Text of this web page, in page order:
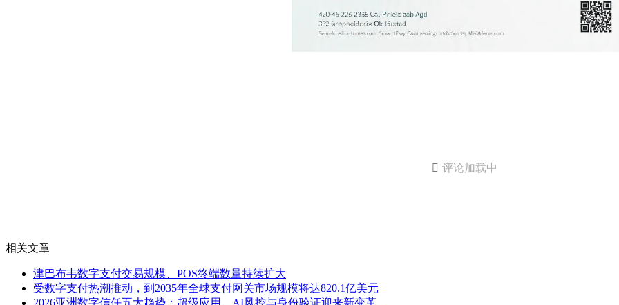
 评论加载中
相关文章
津巴布韦数字支付交易规模、POS终端数量持续扩大
受数字支付热潮推动，到2035年全球支付网关市场规模将达820.1亿美元